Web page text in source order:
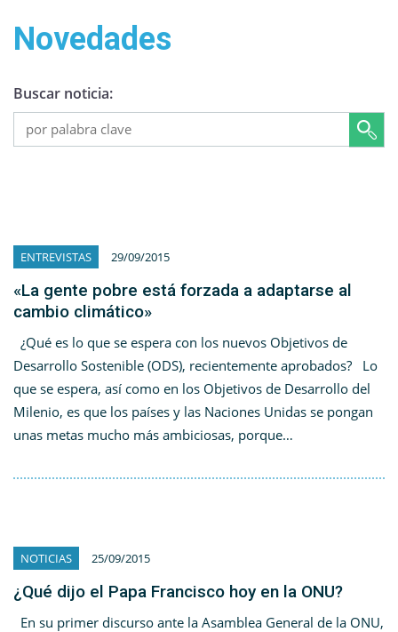
Novedades
Buscar noticia:
ENTREVISTAS 29/09/2015
«La gente pobre está forzada a adaptarse al
cambio climático»
¿Qué es lo que se espera con los nuevos Objetivos de
Desarrollo Sostenible (ODS), recientemente aprobados? Lo
que se espera, así como en los Objetivos de Desarrollo del
Milenio, es que los países y las Naciones Unidas se pongan
unas metas mucho más ambiciosas, porque…
NOTICIAS 25/09/2015
¿Qué dijo el Papa Francisco hoy en la ONU?
En su primer discurso ante la Asamblea General de la ONU,